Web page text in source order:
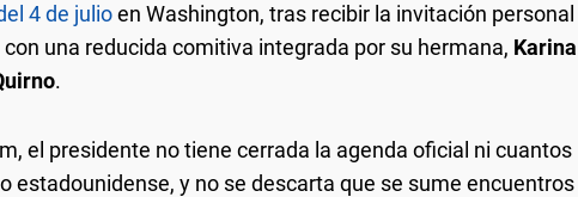
4 de julioen Washington, tras recibir la invitación personal
una reducida comitiva integrada por su hermana, Karina
.
el presidente no tiene cerrada la agenda oficial ni cuantos
estadounidense, y no se descarta que se sume encuentros